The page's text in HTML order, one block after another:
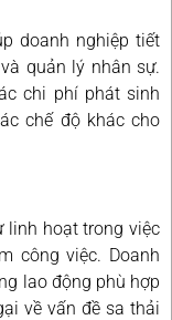
doanh nghiệp tiết
quản lý nhân sự.
chi phí phát sinh
chế độ khác cho
linh hoạt trong việc
công việc. Doanh
lao động phù hợp
về vấn đề sa thải